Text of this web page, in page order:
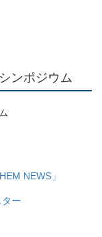
ンポジウム
NEWS」
ー